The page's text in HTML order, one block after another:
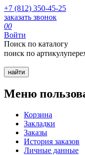
+7 (812) 350-45-25
заказать звонок
00
Войти
Поиск по каталогу
поиск по артикулу
Меню
Корзина
Закладки
Заказы
История заказов
Личные данные